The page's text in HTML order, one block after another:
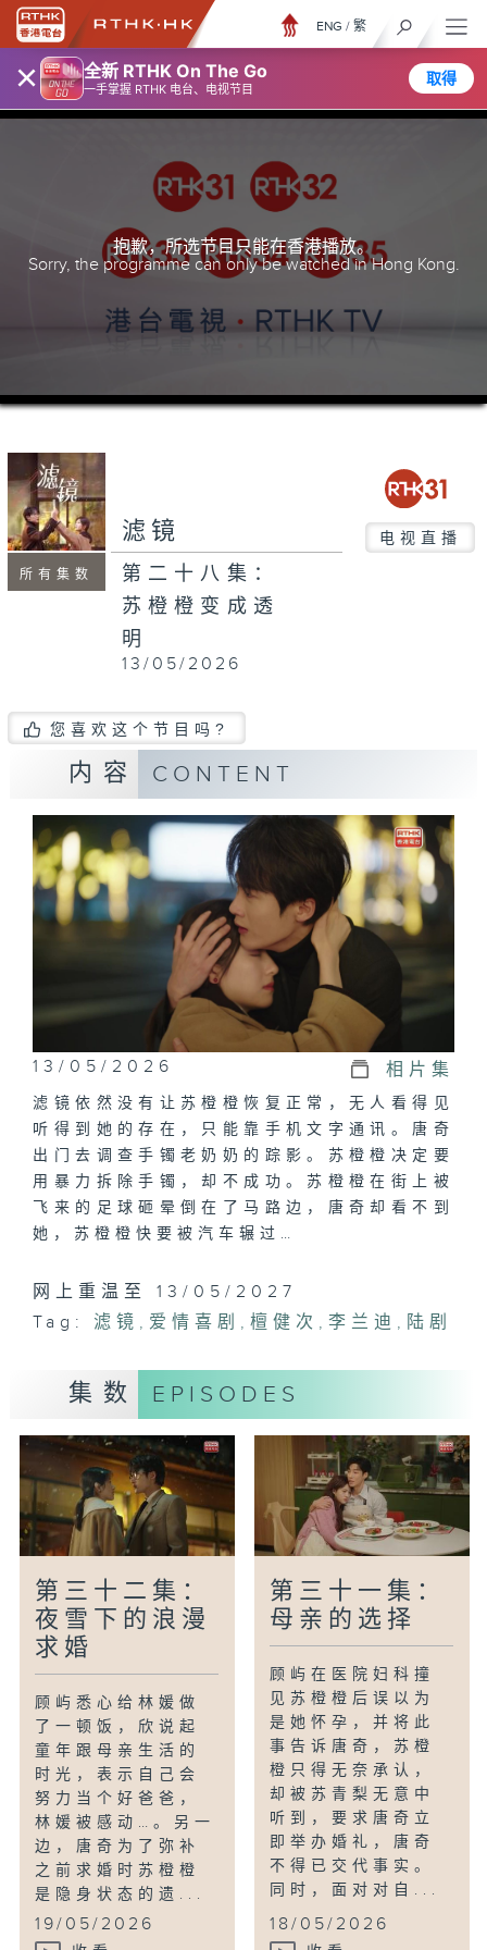
× 全新 RTHK On The Go
一手掌握 RTHK 电台、电视节目
取得
ENG / 繁
抱歉，所选节目只能在香港播放。
Sorry, the programme can only be watched in Hong Kong.
所有集数
滤镜 电视直播
第二十八集：
苏橙橙变成透
明
13/05/2026
您喜欢这个节目吗?
内容 CONTENT
13/05/2026 相片集
滤镜依然没有让苏橙橙恢复正常，无人看得见
听得到她的存在，只能靠手机文字通讯。唐奇
出门去调查手镯老奶奶的踪影。苏橙橙决定要
用暴力拆除手镯，却不成功。苏橙橙在街上被
飞来的足球砸晕倒在了马路边，唐奇却看不到
她，苏橙橙快要被汽车辗过…
网上重温至 13/05/2027
Tag:
滤镜 , 爱情喜剧 ,檀健次 ,李兰迪 , 陆剧
集数 EPISODES
第三十二集：
夜雪下的浪漫
求婚
顾屿悉心给林媛做
了一顿饭，欣说起
童年跟母亲生活的
时光，表示自己会
努力当个好爸爸，
林媛被感动…。另一
边，唐奇为了弥补
之前求婚时苏橙橙
是隐身状态的遗...
19/05/2026
第三十一集：
母亲的选择
顾屿在医院妇科撞
见苏橙橙后误以为
是她怀孕，并将此
事告诉唐奇，苏橙
橙只得无奈承认，
却被苏青梨无意中
听到，要求唐奇立
即举办婚礼，唐奇
不得已交代事实。
同时，面对对自...
18/05/2026